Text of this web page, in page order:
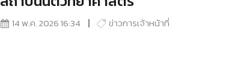
14 พ.ค. 2026 16:34 ข่าวการเจ้าหน้าที่